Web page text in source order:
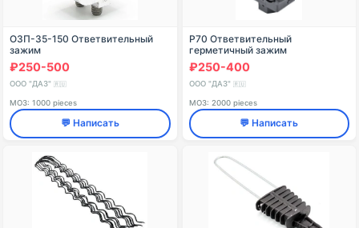
ОЗП-35-150 Ответвительный
зажим
₽250-500
ООО "ДАЗ" 🇷🇺
МОЗ: 1000 pieces
💬 Написать
Р70 Ответвительный
герметичный зажим
₽250-400
ООО "ДАЗ" 🇷🇺
МОЗ: 2000 pieces
💬 Написать